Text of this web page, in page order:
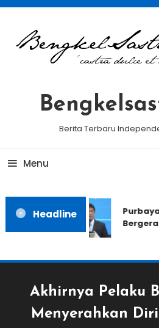
Skip
Content
Berita Terbaru
Menu
Headline
Akhirnya Pelaku
Menyerahkan